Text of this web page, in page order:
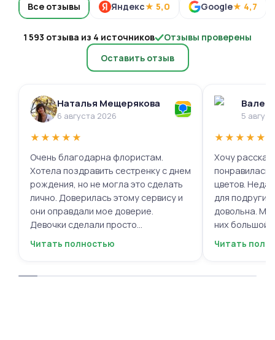
Все отзывы Яндекс★ 5,0 Google★ 4,7
1 593 отзыва из 4 источников
Отзывы проверены
Оставить отзыв
Наталья Мещерякова
6 августа 2026
★★★★★
Очень благодарна флористам.
Хотела поздравить сестренку с днем
рождения, но не могла это сделать
лично. Доверилась этому сервису и
они оправдали мое доверие.
Девочки сделали просто
фантастическую цветочную
для согласования. Все заботливо
Читать полностью
5
★★★★★
Хочу
понравилась
цветов.
для подруги,
довольна.
них большой
композиций,
Читать